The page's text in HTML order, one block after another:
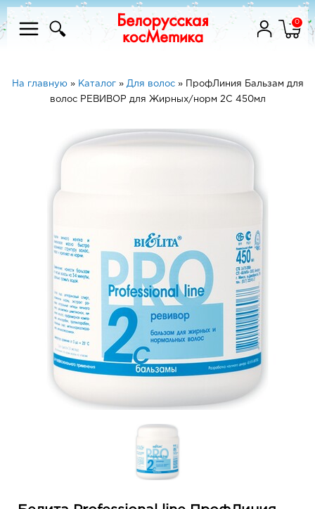
0
На главную» Каталог» Для волос»
ПрофЛиния Бальзам для
волос РЕВИВОР для Жирных/норм 2С 450мл